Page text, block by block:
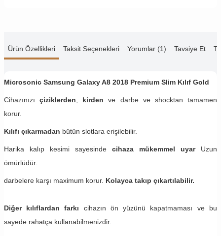
Ürün Özellikleri Taksit Seçenekleri Yorumlar (1) Tavsiye Et
Microsonic Samsung Galaxy A8 2018 Premium Slim Kılıf Gold
Cihazınızıçiziklerden kirdenve darbe ve shocktan tamamen
korur.
Kılıfı çıkarmadan bütün slotlara erişilebilir.
Harika kalıp kesimi sayesinde cihaza mükemmel uyar Uzun
ömürlüdür.
darbelere karşı maximum korur. Kolayca takıp çıkartılabilir.
Diğer kılıflardan farkı cihazın ön yüzünü kapatmaması ve bu
sayede rahatça kullanabilmenizdir.